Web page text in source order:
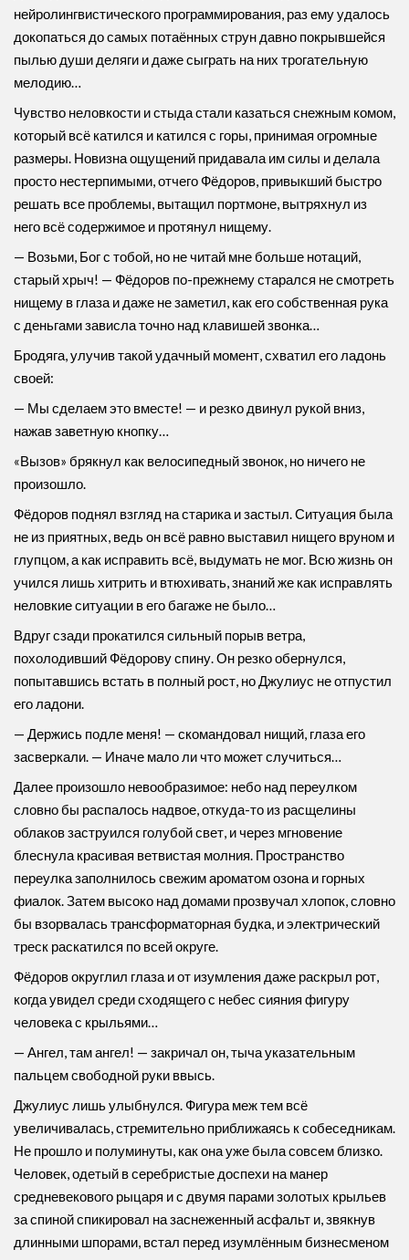
нейролингвистического программирования, раз ему удалось
докопаться до самых потаённых струн давно покрывшейся
пылью души деляги и даже сыграть на них трогательную
мелодию…
Чувство неловкости и стыда стали казаться снежным комом,
который всё катился и катился с горы, принимая огромные
размеры. Новизна ощущений придавала им силы и делала
просто нестерпимыми, отчего Фёдоров, привыкший быстро
решать все проблемы, вытащил портмоне, вытряхнул из
него всё содержимое и протянул нищему.
— Возьми, Бог с тобой, но не читай мне больше нотаций,
старый хрыч! — Фёдоров по-прежнему старался не смотреть
нищему в глаза и даже не заметил, как его собственная рука
с деньгами зависла точно над клавишей звонка…
Бродяга, улучив такой удачный момент, схватил его ладонь
своей:
— Мы сделаем это вместе! — и резко двинул рукой вниз,
нажав заветную кнопку…
«Вызов» брякнул как велосипедный звонок, но ничего не
произошло.
Фёдоров поднял взгляд на старика и застыл. Ситуация была
не из приятных, ведь он всё равно выставил нищего вруном и
глупцом, а как исправить всё, выдумать не мог. Всю жизнь он
учился лишь хитрить и втюхивать, знаний же как исправлять
неловкие ситуации в его багаже не было…
Вдруг сзади прокатился сильный порыв ветра,
похолодивший Фёдорову спину. Он резко обернулся,
попытавшись встать в полный рост, но Джулиус не отпустил
его ладони.
— Держись подле меня! — скомандовал нищий, глаза его
засверкали. — Иначе мало ли что может случиться…
Далее произошло невообразимое: небо над переулком
словно бы распалось надвое, откуда-то из расщелины
облаков заструился голубой свет, и через мгновение
блеснула красивая ветвистая молния. Пространство
переулка заполнилось свежим ароматом озона и горных
фиалок. Затем высоко над домами прозвучал хлопок, словно
бы взорвалась трансформаторная будка, и электрический
треск раскатился по всей округе.
Фёдоров округлил глаза и от изумления даже раскрыл рот,
когда увидел среди сходящего с небес сияния фигуру
человека с крыльями…
— Ангел, там ангел! — закричал он, тыча указательным
пальцем свободной руки ввысь.
Джулиус лишь улыбнулся. Фигура меж тем всё
увеличивалась, стремительно приближаясь к собеседникам.
Не прошло и полуминуты, как она уже была совсем близко.
Человек, одетый в серебристые доспехи на манер
средневекового рыцаря и с двумя парами золотых крыльев
за спиной спикировал на заснеженный асфальт и, звякнув
длинными шпорами, встал перед изумлённым бизнесменом